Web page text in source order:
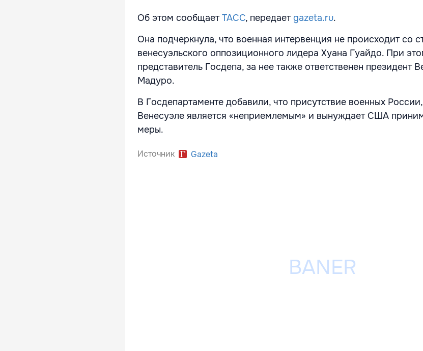
Об этом сообщаетТАСС, передает gazeta.ru.
Она подчеркнула, что военная интервенция не происходит со
венесуэльского оппозиционного лидера Хуана Гуайдо. При
представитель Госдепа, за нее также ответственен президент
Мадуро.
В Госдепартаменте добавили, что присутствие военных
Венесуэле является «неприемлемым» и вынуждает США
меры.
Источник Gazeta